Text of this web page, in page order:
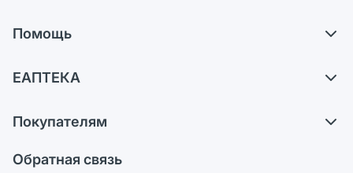
Помощь
Самовывоз из аптек
Ответы на вопросы
ЕАПТЕКА
Карьера
Поставщики
Покупателям
Обратная связь